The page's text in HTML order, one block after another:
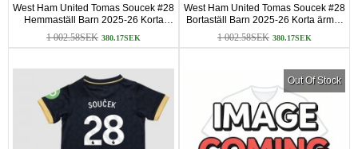
West Ham United Tomas Soucek #28
Hemmaställ Barn 2025-26 Korta
ärmar (+ Korta byxor)
1 002.58SEK 380.17SEK
West Ham United Tomas Soucek #28
Bortaställ Barn 2025-26 Korta ärmar
(+ Korta byxor)
1 002.58SEK 380.17SEK
Out Of Stock